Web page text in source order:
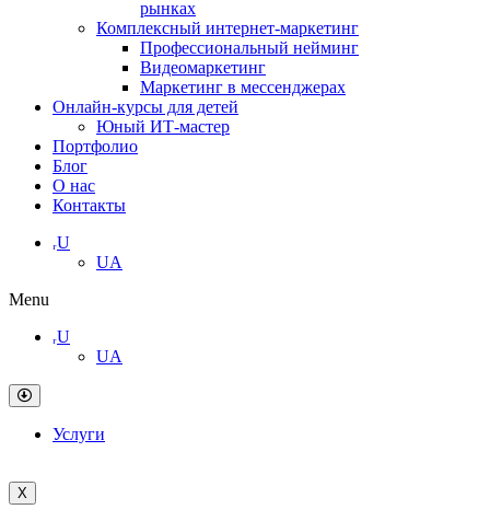
рынках
Комплексный интернет-маркетинг
Профессиональный нейминг
Видеомаркетинг
Маркетинг в мессенджерах
Онлайн-курсы для детей
Юный ИТ-мастер
Портфолио
Блог
О нас
Контакты
ᵣU
UA
Menu
ᵣU
UA
Услуги
X